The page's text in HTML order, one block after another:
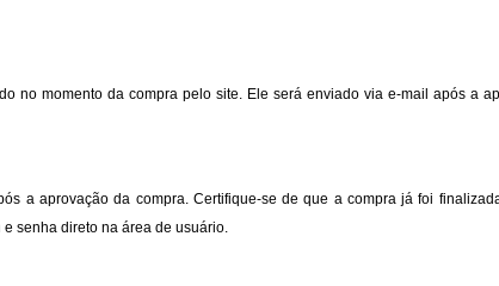
no momento da compra pelo site. Ele será enviado via e-mail após a
a aprovação da compra. Certifique-se de que a compra já foi
senha direto na área de usuário.